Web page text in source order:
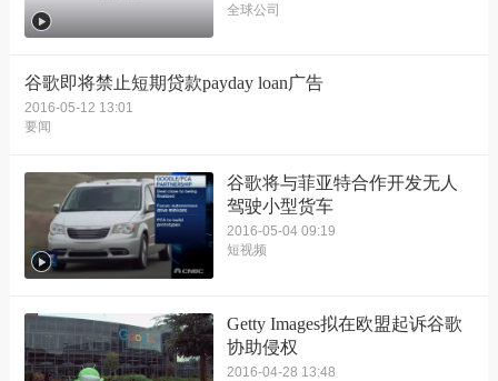
全球公司
谷歌即将禁止短期贷款payday loan广告
2016-05-12 13:01
要闻
谷歌将与菲亚特合作开发无人
驾驶小型货车
2016-05-04 09:19
短视频
Getty Images拟在欧盟起诉谷歌
协助侵权
2016-04-28 13:48